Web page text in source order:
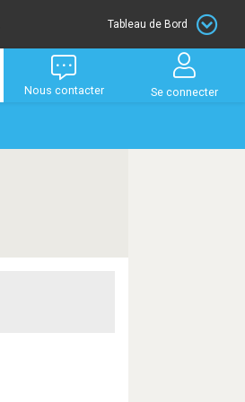
Tableau de Bord
Nous contacter Se connecter